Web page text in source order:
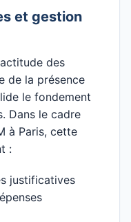
et gestion
des
de la présence
le fondement
Dans le cadre
à Paris, cette
:
justificatives